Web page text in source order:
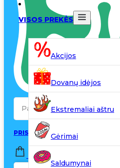
Search
PRISIJUNGTI / REGISTRUOTIS
0,00€
VISOS PREKĖS
Akcijos
Dovanų idėjos
Ekstremaliai aštru
Gėrimai
Saldumynai